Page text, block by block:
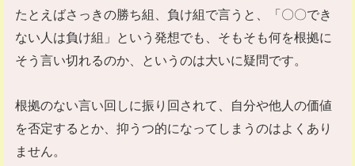
たとえばさっきの勝ち組、負け組で言うと、「〇〇でき
ない人は負け組」という発想でも、そもそも何を根拠に
そう言い切れるのか、というのは大いに疑問です。
根拠のない言い回しに振り回されて、自分や他人の価値
を否定するとか、抑うつ的になってしまうのはよくあり
ません。